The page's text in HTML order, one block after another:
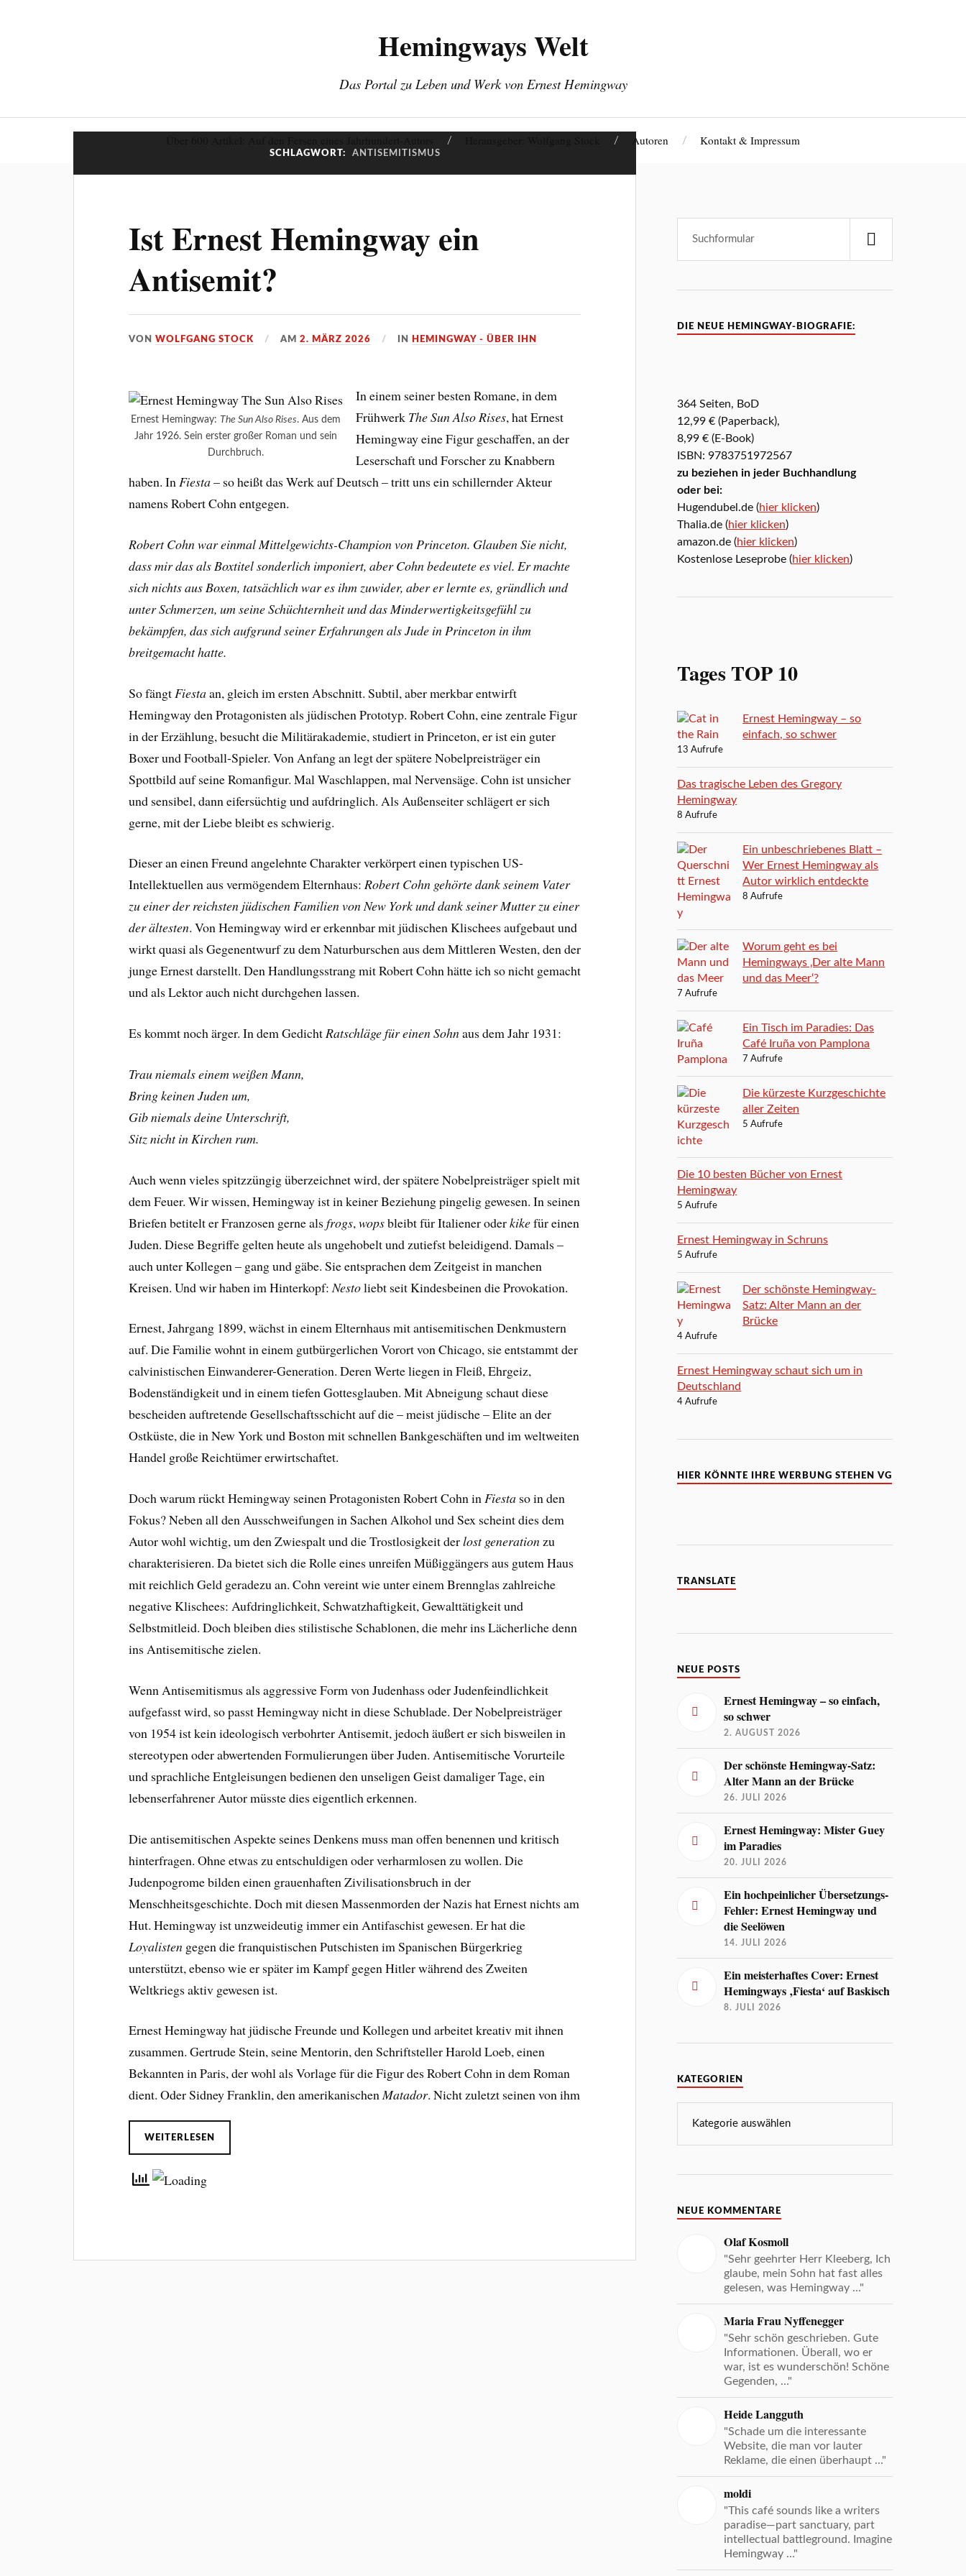
Hemingways Welt
Das Portal zu Leben und Werk von Ernest Hemingway
Autoren Kontakt & Impressum
SCHLAGWORT: ANTISEMITISMUS
Ist Ernest Hemingway ein
Antisemit?
VONWOLFGANG STOCK AM2. MÄRZ 2026 IN HEMINGWAY - ÜBER IHN
Ernest Hemingway:The Sun Also Rises. Aus dem
Jahr 1926. Sein erster großer Roman und sein
Durchbruch.
In einem seiner besten Romane, in dem
Frühwerk The Sun Also Rises, hat Ernest
Hemingway eine Figur geschaffen, an der
Leserschaft und Forscher zu Knabbern
haben. InFiesta– so heißt das Werk auf Deutsch – tritt uns ein schillernder Akteur
namens Robert Cohn entgegen.
Robert Cohn war einmal Mittelgewichts-Champion von Princeton. Glauben Sie nicht,
dass mir das als Boxtitel sonderlich imponiert, aber Cohn bedeutete es viel. Er machte
sich nichts aus Boxen, tatsächlich war es ihm zuwider, aber er lernte es, gründlich und
unter Schmerzen, um seine Schüchternheit und das Minderwertigkeitsgefühl zu
bekämpfen, das sich aufgrund seiner Erfahrungen als Jude in Princeton in ihm
breitgemacht hatte.
So fängt Fiestaan, gleich im ersten Abschnitt. Subtil, aber merkbar entwirft
Hemingway den Protagonisten als jüdischen Prototyp. Robert Cohn, eine zentrale Figur
in der Erzählung, besucht die Militärakademie, studiert in Princeton, er ist ein guter
Boxer und Football-Spieler. Von Anfang an legt der spätere Nobelpreisträger ein
Spottbild auf seine Romanfigur. Mal Waschlappen, mal Nervensäge. Cohn ist unsicher
und sensibel, dann eifersüchtig und aufdringlich. Als Außenseiter schlägert er sich
gerne, mit der Liebe bleibt es schwierig.
Dieser an einen Freund angelehnte Charakter verkörpert einen typischen US-
Intellektuellen aus vermögendem Elternhaus:Robert Cohn gehörte dank seinem Vater
zu einer der reichsten jüdischen Familien von New York und dank seiner Mutter zu einer
der ältesten. Von Hemingway wird er erkennbar mit jüdischen Klischees aufgebaut und
wirkt quasi als Gegenentwurf zu dem Naturburschen aus dem Mittleren Westen, den der
junge Ernest darstellt. Den Handlungsstrang mit Robert Cohn hätte ich so nicht gemacht
und als Lektor auch nicht durchgehen lassen.
Es kommt noch ärger. In dem GedichtRatschläge für einen Sohnaus dem Jahr 1931:
Trau niemals einem weißen Mann,
Bring keinen Juden um,
Gib niemals deine Unterschrift,
Sitz nicht in Kirchen rum.
Auch wenn vieles spitzzüngig überzeichnet wird, der spätere Nobelpreisträger spielt mit
dem Feuer. Wir wissen, Hemingway ist in keiner Beziehung pingelig gewesen. In seinen
Briefen betitelt er Franzosen gerne alsfrogs,wopsbleibt für Italiener oderkikefür einen
Juden. Diese Begriffe gelten heute als ungehobelt und zutiefst beleidigend. Damals –
auch unter Kollegen – gang und gäbe. Sie entsprachen dem Zeitgeist in manchen
Kreisen. Und wir haben im Hinterkopf: Nestoliebt seit Kindesbeinen die Provokation.
Ernest, Jahrgang 1899, wächst in einem Elternhaus mit antisemitischen Denkmustern
auf. Die Familie wohnt in einem gutbürgerlichen Vorort von Chicago, sie entstammt der
calvinistischen Einwanderer-Generation. Deren Werte liegen in Fleiß, Ehrgeiz,
Bodenständigkeit und in einem tiefen Gottesglauben. Mit Abneigung schaut diese
bescheiden auftretende Gesellschaftsschicht auf die – meist jüdische – Elite an der
Ostküste, die in New York und Boston mit schnellen Bankgeschäften und im weltweiten
Handel große Reichtümer erwirtschaftet.
Doch warum rückt Hemingway seinen Protagonisten Robert Cohn inFiesta so in den
Fokus? Neben all den Ausschweifungen in Sachen Alkohol und Sex scheint dies dem
Autor wohl wichtig, um den Zwiespalt und die Trostlosigkeit derlost generationzu
charakterisieren. Da bietet sich die Rolle eines unreifen Müßiggängers aus gutem Haus
mit reichlich Geld geradezu an. Cohn vereint wie unter einem Brennglas zahlreiche
negative Klischees: Aufdringlichkeit, Schwatzhaftigkeit, Gewalttätigkeit und
Selbstmitleid. Doch bleiben dies stilistische Schablonen, die mehr ins Lächerliche denn
ins Antisemitische zielen.
Wenn Antisemitismus als aggressive Form von Judenhass oder Judenfeindlichkeit
aufgefasst wird, so passt Hemingway nicht in diese Schublade. Der Nobelpreisträger
von 1954 ist kein ideologisch verbohrter Antisemit, jedoch äußert er sich bisweilen in
stereotypen oder abwertenden Formulierungen über Juden. Antisemitische Vorurteile
und sprachliche Entgleisungen bedienen den unseligen Geist damaliger Tage, ein
lebenserfahrener Autor müsste dies eigentlich erkennen.
Die antisemitischen Aspekte seines Denkens muss man offen benennen und kritisch
hinterfragen. Ohne etwas zu entschuldigen oder verharmlosen zu wollen. Die
Judenpogrome bilden einen grauenhaften Zivilisationsbruch in der
Menschheitsgeschichte. Doch mit diesen Massenmorden der Nazis hat Ernest nichts am
Hut. Hemingway ist unzweideutig immer ein Antifaschist gewesen. Er hat die
Loyalisten gegen die franquistischen Putschisten im Spanischen Bürgerkrieg
unterstützt, ebenso wie er später im Kampf gegen Hitler während des Zweiten
Weltkriegs aktiv gewesen ist.
Ernest Hemingway hat jüdische Freunde und Kollegen und arbeitet kreativ mit ihnen
zusammen. Gertrude Stein, seine Mentorin, den Schriftsteller Harold Loeb, einen
Bekannten in Paris, der wohl als Vorlage für die Figur des Robert Cohn in dem Roman
dient. Oder Sidney Franklin, den amerikanischenMatador. Nicht zuletzt seinen von ihm
WEITERLESEN
DIE NEUE HEMINGWAY-BIOGRAFIE:
364 Seiten, BoD
12,99 € (Paperback),
8,99 € (E-Book)
ISBN: 9783751972567
zu beziehen in jeder Buchhandlung
oder bei:
Hugendubel.de (hier klicken)
Thalia.de (hier klicken)
amazon.de (hier klicken)
Kostenlose Leseprobe (hier klicken)
Tages TOP 10
Ernest Hemingway – so
einfach, so schwer
13 Aufrufe
Das tragische Leben des Gregory
Hemingway
8 Aufrufe
Ein unbeschriebenes Blatt –
Wer Ernest Hemingway als
Autor wirklich entdeckte
8 Aufrufe
Worum geht es bei
Hemingways ‚Der alte Mann
und das Meer‘?
7 Aufrufe
Ein Tisch im Paradies: Das
Café Iruña von Pamplona
7 Aufrufe
Die kürzeste Kurzgeschichte
aller Zeiten
5 Aufrufe
Die 10 besten Bücher von Ernest
Hemingway
5 Aufrufe
Ernest Hemingway in Schruns
5 Aufrufe
Der schönste Hemingway-
Satz: Alter Mann an der
Brücke
4 Aufrufe
Ernest Hemingway schaut sich um in
Deutschland
4 Aufrufe
HIER KÖNNTE IHRE WERBUNG STEHEN VG
TRANSLATE
NEUE POSTS
Ernest Hemingway – so einfach,
so schwer
2. AUGUST 2026
Der schönste Hemingway-Satz:
Alter Mann an der Brücke
26. JULI 2026
Ernest Hemingway: Mister Guey
im Paradies
20. JULI 2026
Ein hochpeinlicher Übersetzungs-
Fehler: Ernest Hemingway und
die Seelöwen
14. JULI 2026
Ein meisterhaftes Cover: Ernest
Hemingways ‚Fiesta‘ auf Baskisch
8. JULI 2026
KATEGORIEN
NEUE KOMMENTARE
Olaf Kosmoll
"Sehr geehrter Herr Kleeberg, Ich
glaube, mein Sohn hat fast alles
gelesen, was Hemingway ..."
Maria Frau Nyffenegger
"Sehr schön geschrieben. Gute
Informationen. Überall, wo er
war, ist es wunderschön! Schöne
Gegenden, ..."
Heide Langguth
"Schade um die interessante
Website, die man vor lauter
Reklame, die einen überhaupt ..."
moldi
"This café sounds like a writers
paradise—part sanctuary, part
intellectual battleground. Imagine
Hemingway ..."